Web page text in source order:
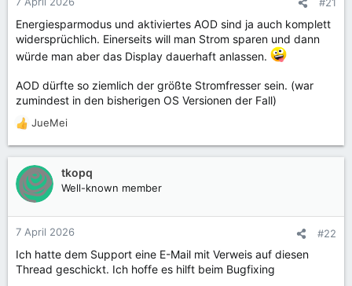
n
:
#21
Energiesparmodus und aktiviertes AOD sind ja auch komplett
widersprüchlich. Einerseits will man Strom sparen und dann
würde man aber das Display dauerhaft anlassen.
AOD dürfte so ziemlich der größte Stromfresser sein. (war
zumindest in den bisherigen OS Versionen der Fall)
R
e
a
k
t
o
n
n
:
JueMei
tkopq
Well-known member
7 April 2026 #22
Ich hatte dem Support eine E-Mail mit Verweis auf diesen
Thread geschickt. Ich hoffe es hilft beim Bugfixing